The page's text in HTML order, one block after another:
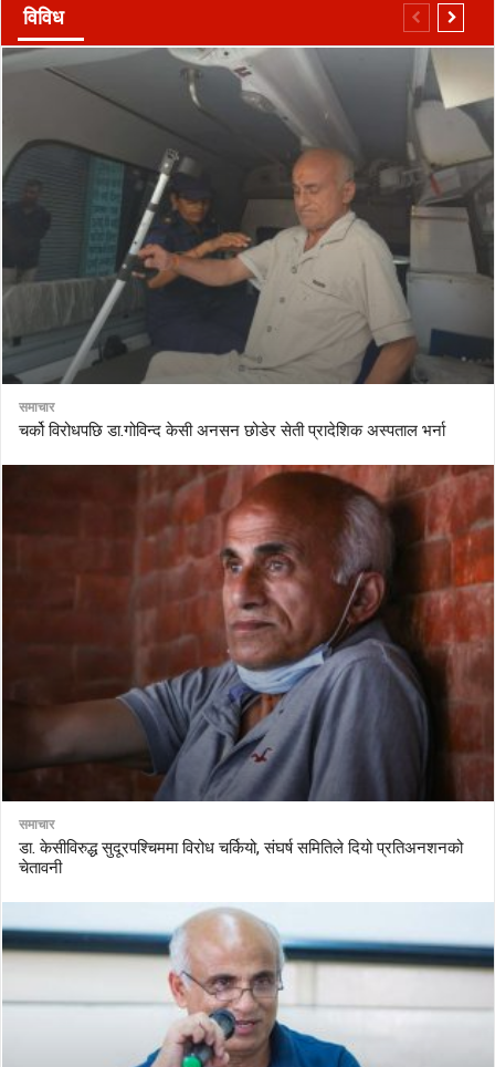
विविध
समाचार
चर्को विरोधपछि डा.गोविन्द केसी अनसन छोडेर सेती प्रादेशिक अस्पताल भर्ना
समाचार
डा. केसीविरुद्ध सुदूरपश्चिममा विरोध चर्कियो, संघर्ष समितिले दियो प्रतिअनशनको
चेतावनी